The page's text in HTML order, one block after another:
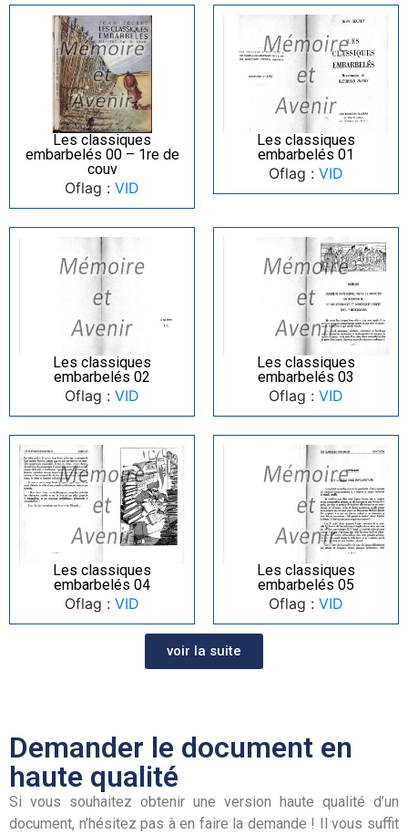
Les classiques
embarbelés 00 – 1re de
couv
Oflag : VID
Les classiques
embarbelés 01
Oflag : VID
Les classiques
embarbelés 02
Oflag : VID
Les classiques
embarbelés 03
Oflag : VID
Les classiques
embarbelés 04
Oflag : VID
Les classiques
embarbelés 05
Oflag : VID
voir la suite
Demander le document en
haute qualité
Si vous souhaitez obtenir une version haute qualité d’un
document, n’hésitez pas à en faire la demande ! Il vous suffit